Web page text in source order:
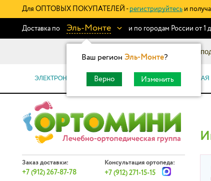
Для ОПТОВЫХ ПОКУПАТЕЛЕЙ - регистрируйтесь и
Доставка по Эль-Монте
Ваш регион Эль-Монте?
Верно Изменить
и по городам России от 1
Информационный каталог:
ЭЛЕКТРОННЫЕ СЕРТИФИКАТЫ ОРТОПЕДИЧЕСКАЯ
Заказ доставки:
+7 (912) 267-87-78
Консультация ортопеда:
+7 (912) 271-15-15